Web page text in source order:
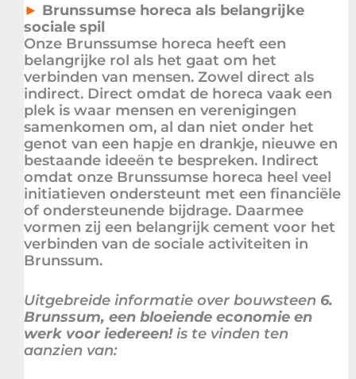
► Brunssumse horeca als belangrijke
sociale spil
Onze Brunssumse horeca heeft een
belangrijke rol als het gaat om het
verbinden van mensen. Zowel direct als
indirect. Direct omdat de horeca vaak een
plek is waar mensen en verenigingen
samenkomen om, al dan niet onder het
genot van een hapje en drankje, nieuwe en
bestaande ideeën te bespreken. Indirect
omdat onze Brunssumse horeca heel veel
initiatieven ondersteunt met een financiële
of ondersteunende bijdrage. Daarmee
vormen zij een belangrijk cement voor het
verbinden van de sociale activiteiten in
Brunssum.
Uitgebreide informatie over bouwsteen 6.
Brunssum, een bloeiende economie en
werk voor iedereen!is te vinden ten
aanzien van: